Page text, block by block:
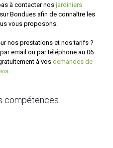
à contacter nos jardiniers
Bondues afin de connaître les
vous proposons.
nos prestations et nos tarifs ?
email ou par téléphone au 06
à vosdemandes de
compétences